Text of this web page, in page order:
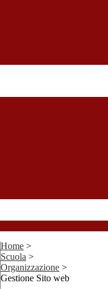
Home >
Scuola >
Organizzazione >
Gestione Sito web